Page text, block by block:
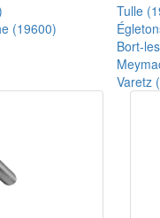
Tulle
(19600)
Bort-
Varetz